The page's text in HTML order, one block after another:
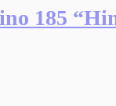
Parte
185